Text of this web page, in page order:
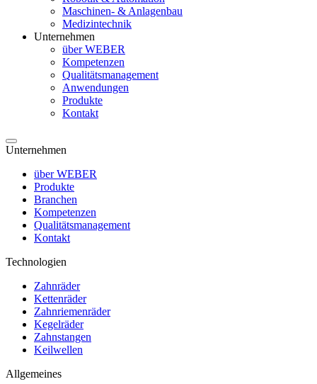
Maschinen- & Anlagenbau
Medizintechnik
Unternehmen
über WEBER
Kompetenzen
Qualitätsmanagement
Anwendungen
Produkte
Kontakt
Unternehmen
über WEBER
Produkte
Branchen
Kompetenzen
Qualitätsmanagement
Kontakt
Technologien
Zahnräder
Kettenräder
Zahnriemenräder
Kegelräder
Zahnstangen
Keilwellen
Allgemeines